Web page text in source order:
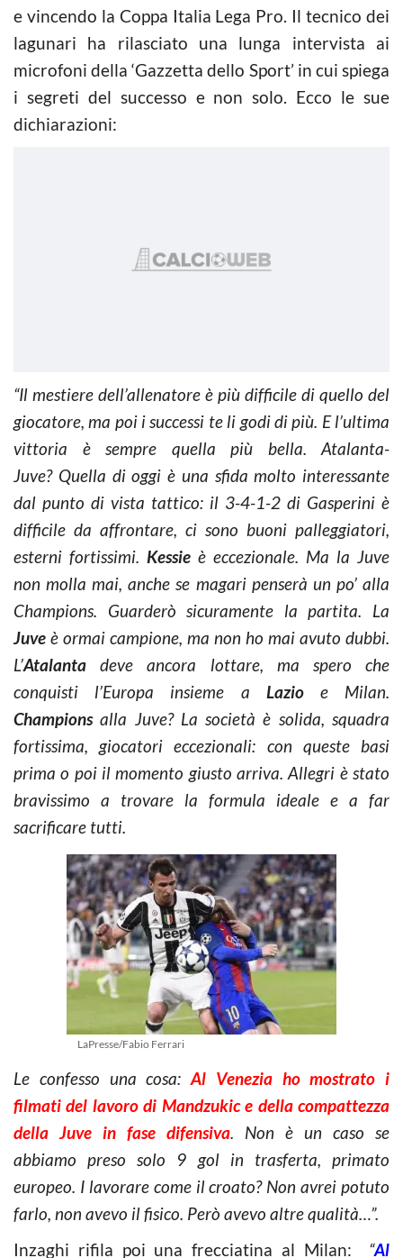
e vincendo la Coppa Italia Lega Pro. Il tecnico dei
lagunari ha rilasciato una lunga intervista ai
microfoni della ‘Gazzetta dello Sport’ in cui spiega
i segreti del successo e non solo. Ecco le sue
dichiarazioni:
“Il mestiere dell’allenatore è più difficile di quello del
giocatore, ma poi i successi te li godi di più. E l’ultima
vittoria è sempre quella più bella. Atalanta-
Juve? Quella di oggi è una sfida molto interessante
dal punto di vista tattico: il 3­-4­-1­-2 di Gasperini è
difficile da affrontare, ci sono buoni palleggiatori,
esterni fortissimi. Kessie è eccezionale. Ma la Juve
non molla mai, anche se magari penserà un po’ alla
Champions. Guarderò sicuramente la partita. La
Juve è ormai campione, ma non ho mai avuto dubbi.
L’Atalantadeve ancora lottare, ma spero che
conquisti l’Europa insieme a Lazioe Milan.
Championsalla Juve? La società è solida, squadra
fortissima, giocatori eccezionali: con queste basi
prima o poi il momento giusto arriva. Allegri è stato
bravissimo a trovare la formula ideale e a far
sacrificare tutti.
LaPresse/Fabio Ferrari
Le confesso una cosa: Al Venezia ho mostrato i
filmati del lavoro di Mandzukice della compattezza
della Juve in fase difensiva. Non è un caso se
abbiamo preso solo 9 gol in trasferta, primato
europeo. I lavorare come il croato? Non avrei potuto
farlo, non avevo il fisico. Però avevo altre qualità…”.
Inzaghi rifila poi una frecciatina al Milan:
“Al